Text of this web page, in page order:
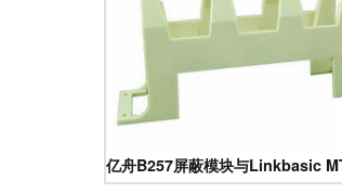
亿舟B257屏蔽模块与Linkbasic